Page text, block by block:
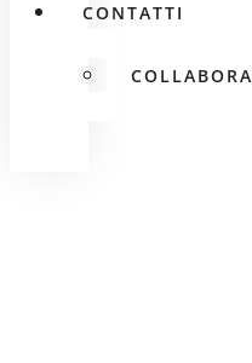
CONTATTI
COLLABORA